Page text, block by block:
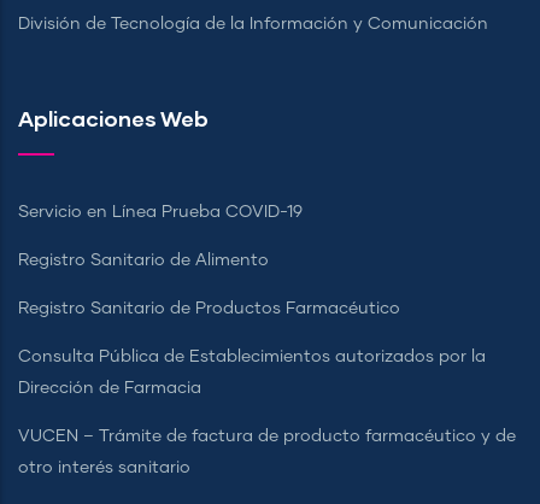
División de Tecnología de la Información y Comunicación
Aplicaciones Web
Servicio en Línea Prueba COVID-19
Registro Sanitario de Alimento
Registro Sanitario de Productos Farmacéutico
Consulta Pública de Establecimientos autorizados por la
Dirección de Farmacia
VUCEN – Trámite de factura de producto farmacéutico y de
otro interés sanitario